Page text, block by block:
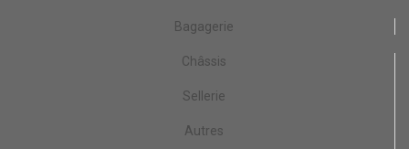
Bagagerie
Châssis
Sellerie
Autres